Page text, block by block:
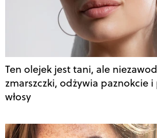
Ten olejek jest tani, ale
zmarszczki, odżywia paznokcie
włosy